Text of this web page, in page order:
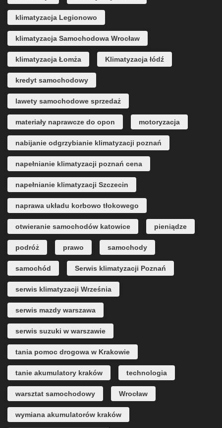
klimatyzacja Legionowo
klimatyzacja Samochodowa Wrocław
klimatyzacja Łomża Klimatyzacja łódź
kredyt samochodowy
lawety samochodowe sprzedaż
materiały naprawcze do opon motoryzacja
nabijanie odgrzybianie klimatyzacji poznań
napełnianie klimatyzacji poznań cena
napełnianie klimatyzacji Szczecin
naprawa układu korbowo tłokowego
otwieranie samochodów katowice pieniądze
podróż prawo samochody
samochód Serwis klimatyzacji Poznań
serwis klimatyzacji Września
serwis mazdy warszawa
serwis suzuki w warszawie
tania pomoc drogowa w Krakowie
tanie akumulatory kraków technologia
warsztat samochodowy Wrocław
wymiana akumulatorów kraków